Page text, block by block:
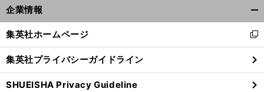
企業情報
閉
る
集英社ホームページ
新
し
い
ウ
ィ
集英社プライバシーガイドライン
SHUEISHA Privacy Guideline